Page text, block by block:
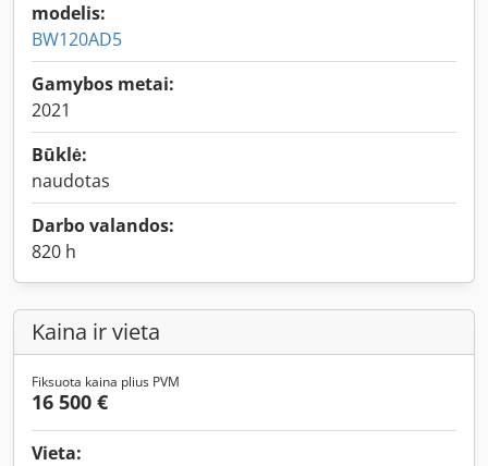
modelis:
BW120AD5
Gamybos metai:
2021
Būklė:
naudotas
Darbo valandos:
820 h
Kaina ir vieta
Fiksuota kaina plius PVM
16 500 €
Vieta: